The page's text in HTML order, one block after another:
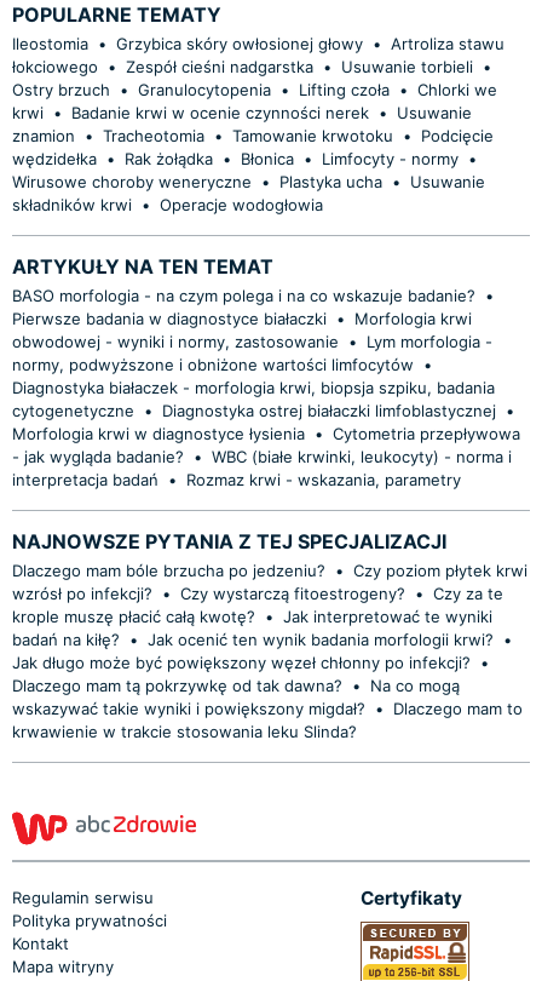
POPULARNE TEMATY
Ileostomia • Grzybica skóry owłosionej głowy • Artroliza stawu
łokciowego
• Zespół cieśni nadgarstka • Usuwanie torbieli •
Ostry brzuch
• Granulocytopenia • Lifting czoła • Chlorki we
krwi • Badanie krwi w ocenie czynności nerek •
Usuwanie
znamion
• Tracheotomia • Tamowanie krwotoku •
Podcięcie
wędzidełka • Rak żołądka • Błonica • Limfocyty - normy •
Wirusowe choroby weneryczne
• Plastyka ucha •
Usuwanie
składników krwi • Operacje wodogłowia
ARTYKUŁY NA TEN TEMAT
BASO morfologia - na czym polega i na co wskazuje badanie?
•
Pierwsze badania w diagnostyce białaczki •
Morfologia krwi
obwodowej - wyniki i normy, zastosowanie
•
Lym morfologia -
normy, podwyższone i obniżone wartości limfocytów
•
Diagnostyka białaczek - morfologia krwi, biopsja szpiku, badania
cytogenetyczne
• Diagnostyka ostrej białaczki limfoblastycznej •
Morfologia krwi w diagnostyce łysienia • Cytometria przepływowa
- jak wygląda badanie?
• WBC (białe krwinki, leukocyty) - norma i
interpretacja badań
• Rozmaz krwi - wskazania, parametry
NAJNOWSZE PYTANIA Z TEJ SPECJALIZACJI
Dlaczego mam bóle brzucha po jedzeniu? • Czy poziom płytek krwi
wzrósł po infekcji?
• Czy wystarczą fitoestrogeny? • Czy za te
krople muszę płacić całą kwotę?
• Jak interpretować te wyniki
badań na kiłę?
• Jak ocenić ten wynik badania morfologii krwi?
•
Jak długo może być powiększony węzeł chłonny po infekcji?
•
Dlaczego mam tą pokrzywkę od tak dawna?
•
Na co mogą
wskazywać takie wyniki i powiększony migdał?
•
Dlaczego mam to
krwawienie w trakcie stosowania leku Slinda?
Regulamin serwisu
Polityka prywatności
Kontakt
Mapa witryny
Certyfikaty